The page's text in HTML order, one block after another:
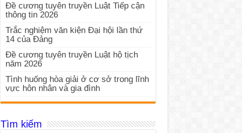
Đề cương tuyên truyền Luật Tiếp cận
thông tin 2026
Trắc nghiệm văn kiện Đại hội lần thứ
14 của Đảng
Đề cương tuyên truyền Luật hộ tịch
năm 2026
Tình huống hòa giải ở cơ sở trong lĩnh
vực hôn nhân và gia đình
Tìm kiếm